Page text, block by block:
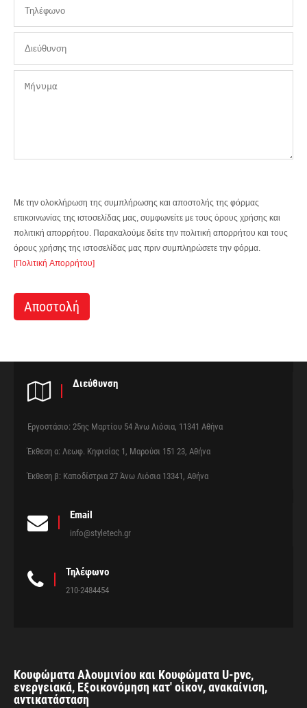
Με την ολοκλήρωση της συμπλήρωσης και αποστολής της φόρμας
επικοινωνίας της ιστοσελίδας μας, συμφωνείτε με τους όρους χρήσης και
πολιτική απορρήτου. Παρακαλούμε δείτε την πολιτική απορρήτου και τους
όρους χρήσης της ιστοσελίδας μας πριν συμπληρώσετε την φόρμα.
[Πολιτική Απορρήτου]
Διεύθυνση
Εργοστάσιο: 25ης Μαρτίου 54 Άνω Λιόσια, 11341 Αθήνα
Έκθεση α: Λεωφ. Κηφισίας 1, Μαρούσι 151 23, Αθήνα
Έκθεση β: Καποδίστρια 27 Άνω Λιόσια 13341, Αθήνα
Email
info@styletech.gr
Τηλέφωνο
210-2484454
Κουφώματα Αλουμινίου και Κουφώματα U-pvc,
ενεργειακά, Εξοικονόμηση κατ' οίκον, ανακαίνιση,
αντικατάσταση